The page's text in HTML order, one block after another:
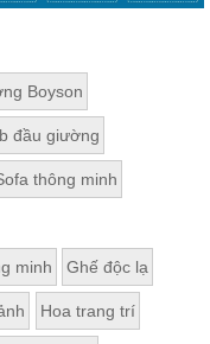
Boyson
đầu giường
thông minh
minh Ghế độc lạ
Hoa trang trí